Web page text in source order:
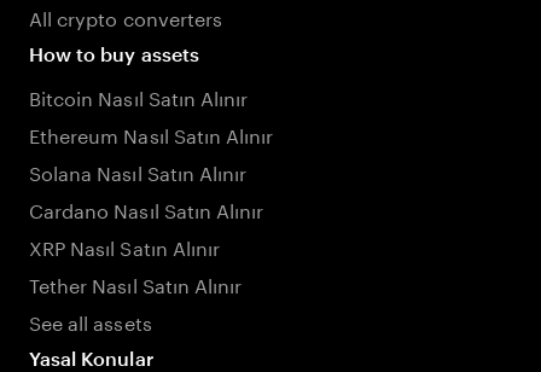
All crypto converters
How to buy assets
Bitcoin Nasıl Satın Alınır
Ethereum Nasıl Satın Alınır
Solana Nasıl Satın Alınır
Cardano Nasıl Satın Alınır
XRP Nasıl Satın Alınır
Tether Nasıl Satın Alınır
See all assets
Yasal Konular